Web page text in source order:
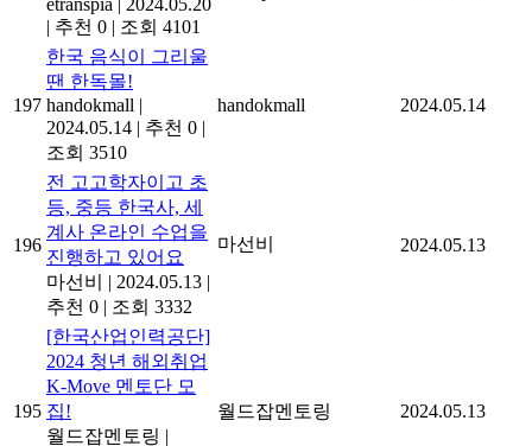
| 추천 0 | 조회 4101
197
한국 음식이 그리울
땐 한독몰!
handokmall |
2024.05.14 | 추천 0 |
조회 3510
handokmall 2024.05.14
196
전 고고학자이고 초
등, 중등 한국사, 세
계사 온라인 수업을
진행하고 있어요
마선비
| 2024.05.13 |
추천 0 | 조회 3332
마선비 2024.05.13
195
[한국산업인력공단]
2024 청년 해외취업
K-Move 멘토단 모
집!
월드잡멘토링 |
월드잡멘토링 2024.05.13